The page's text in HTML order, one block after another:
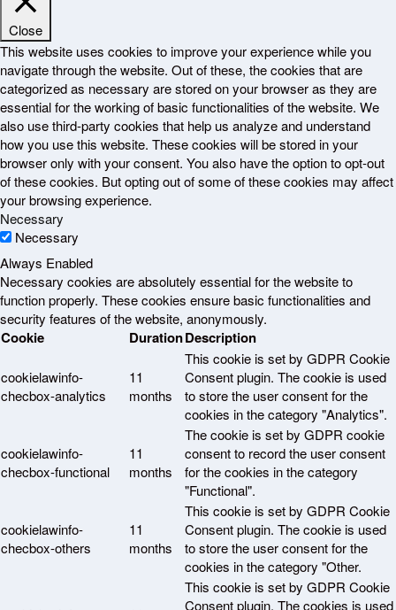
Close
This website uses cookies to improve your experience while you
navigate through the website. Out of these, the cookies that are
categorized as necessary are stored on your browser as they are
essential for the working of basic functionalities of the website. We
also use third-party cookies that help us analyze and understand
how you use this website. These cookies will be stored in your
browser only with your consent. You also have the option to opt-out
of these cookies. But opting out of some of these cookies may affect
your browsing experience.
Necessary
Necessary
Always Enabled
Necessary cookies are absolutely essential for the website to
function properly. These cookies ensure basic functionalities and
security features of the website, anonymously.
Cookie DurationDescription
cookielawinfo-
checbox-analytics
11
months
This cookie is set by GDPR Cookie
Consent plugin. The cookie is used
to store the user consent for the
cookies in the category "Analytics".
cookielawinfo-
checbox-functional
11
months
The cookie is set by GDPR cookie
consent to record the user consent
for the cookies in the category
"Functional".
cookielawinfo-
checbox-others
11
months
This cookie is set by GDPR Cookie
Consent plugin. The cookie is used
to store the user consent for the
cookies in the category "Other.
This cookie is set by GDPR Cookie
Consent plugin. The cookies is used